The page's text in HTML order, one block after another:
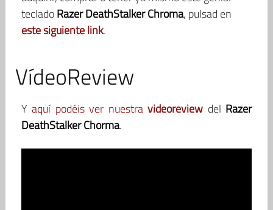
tecladoRazer DeathStalker Chroma, pulsad en
este siguiente link.
VídeoReview
Yaquí podéis ver nuestravideoreview del Razer
DeathStalker Chorma.